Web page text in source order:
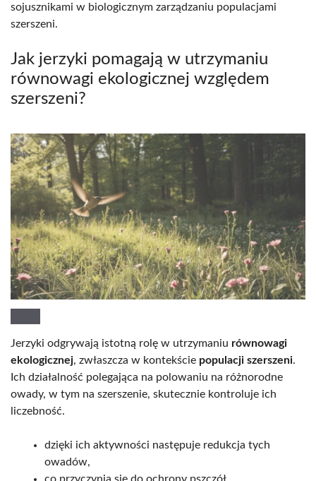
sojusznikami w biologicznym zarządzaniu populacjami
szerszeni.
Jak jerzyki pomagają w utrzymaniu
równowagi ekologicznej względem
szerszeni?
Jerzyki odgrywają istotną rolę w utrzymaniu równowagi
ekologicznej, zwłaszcza w kontekście populacji szerszeni.
Ich działalność polegająca na polowaniu na różnorodne
owady, w tym na szerszenie, skutecznie kontroluje ich
liczebność.
dzięki ich aktywności następuje redukcja tych
owadów,